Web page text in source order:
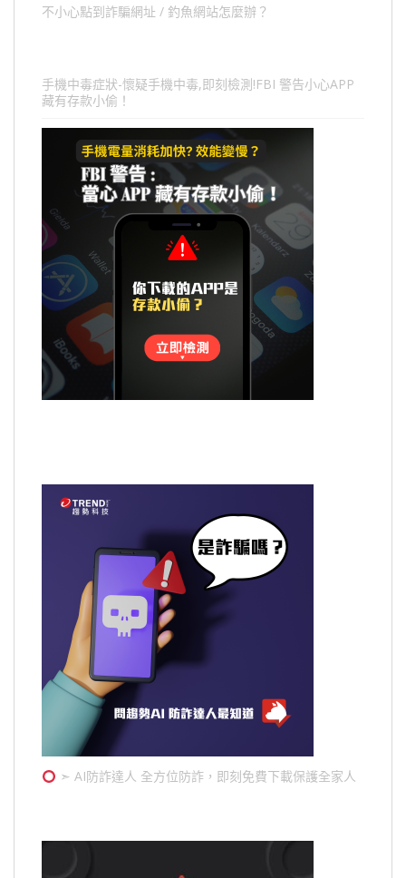
不小心點到詐騙網址 / 釣魚網站怎麼辦？
手機中毒症狀-懷疑手機中毒,即刻檢測!FBI 警告小心APP
藏有存款小偷！
➣ AI防詐達人 全方位防詐，即刻免費下載保護全家人